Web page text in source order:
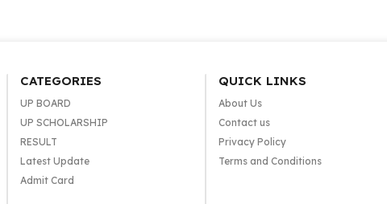
CATEGORIES
UP BOARD
UP SCHOLARSHIP
RESULT
Latest Update
Admit Card
QUICK LINKS
About Us
Contact us
Privacy Policy
Terms and Conditions